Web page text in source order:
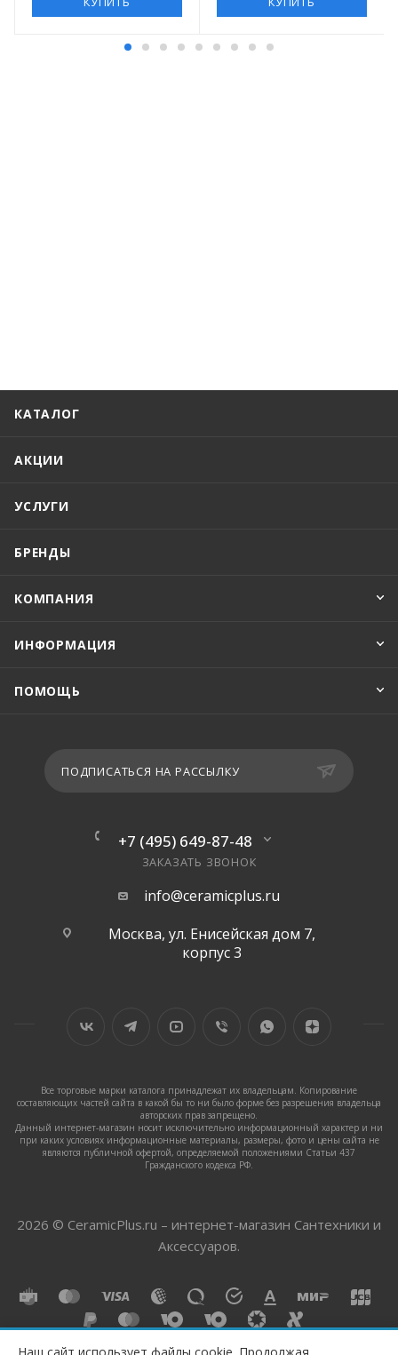
КАТАЛОГ
АКЦИИ
УСЛУГИ
БРЕНДЫ
КОМПАНИЯ
ИНФОРМАЦИЯ
ПОМОЩЬ
ПОДПИСАТЬСЯ НА РАССЫЛКУ
+7 (495) 649-87-48
ЗАКАЗАТЬ ЗВОНОК
info@ceramicplus.ru
Москва, ул. Енисейская дом 7,
корпус 3
Все торговые марки каталога принадлежат их владельцам. Копирование
составляющих частей сайта в какой бы то ни было форме без разрешения владельца
авторских прав запрещено.
Данный интернет-магазин носит исключительно информационный характер и ни
при каких условиях информационные материалы, размеры, фото и цены сайта не
являются публичной офертой, определяемой положениями Статьи 437
Гражданского кодекса РФ.
2026 © CeramicPlus.ru – интернет-магазин Сантехники и
Аксессуаров.